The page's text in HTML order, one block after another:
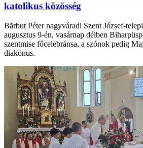
katolikus közösség
Bărbuț Péter nagyváradi Szent József-
augusztus 9-én, vasárnap délben
szentmise főcelebránsa, a szónok pedig
diakónus.